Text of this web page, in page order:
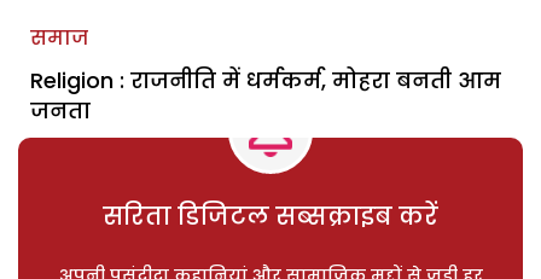
समाज
Religion : राजनीति में धर्मकर्म, मोहरा बनती आम
जनता
सरिता डिजिटल सब्सक्राइब करें